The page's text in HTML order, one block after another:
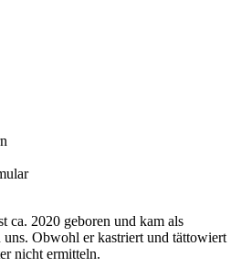
ca. 2020 geboren und kam als
uns. Obwohl er kastriert und tättowiert
nicht ermitteln.